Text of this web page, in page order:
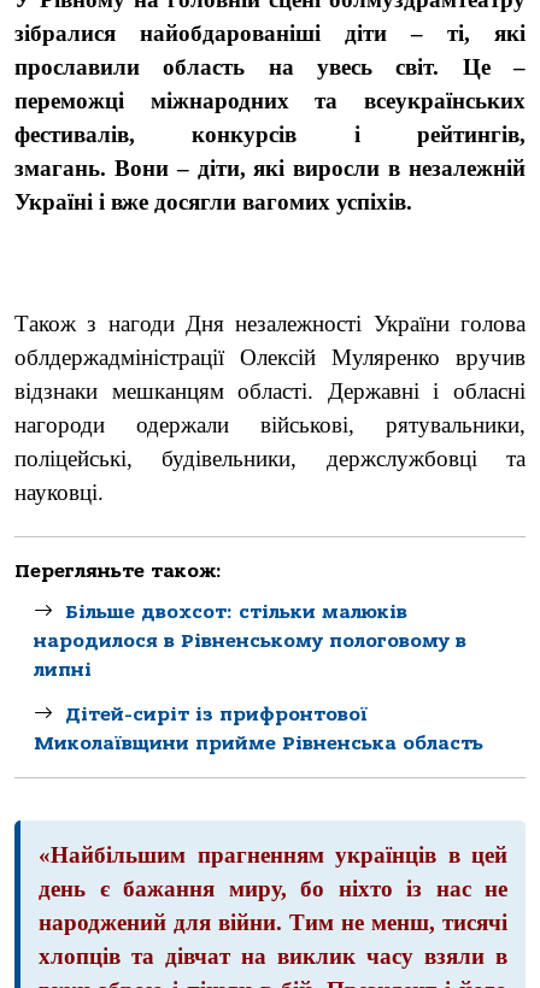
зібралися найобдарованіші діти – ті, які
прославили область на увесь світ. Це –
переможці міжнародних та всеукраїнських
фестивалів, конкурсів і рейтингів,
змагань. Вони – діти, які виросли в незалежній
Україні і вже досягли вагомих успіхів.
Також з нагоди Дня незалежності України голова
облдержадміністрації Олексій Муляренко вручив
відзнаки мешканцям області. Державні і обласні
нагороди одержали військові, рятувальники,
поліцейські, будівельники, держслужбовці та
науковці.
Перегляньте також:
Більше двохсот: стільки малюків
народилося в Рівненському пологовому в
липні
Дітей-сиріт із прифронтової
Миколаївщини прийме Рівненська область
«Найбільшим прагненням українців в цей
день є бажання миру, бо ніхто із нас не
народжений для війни. Тим не менш, тисячі
хлопців та дівчат на виклик часу взяли в